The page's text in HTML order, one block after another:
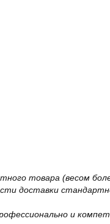
товара (весом
доставки
и